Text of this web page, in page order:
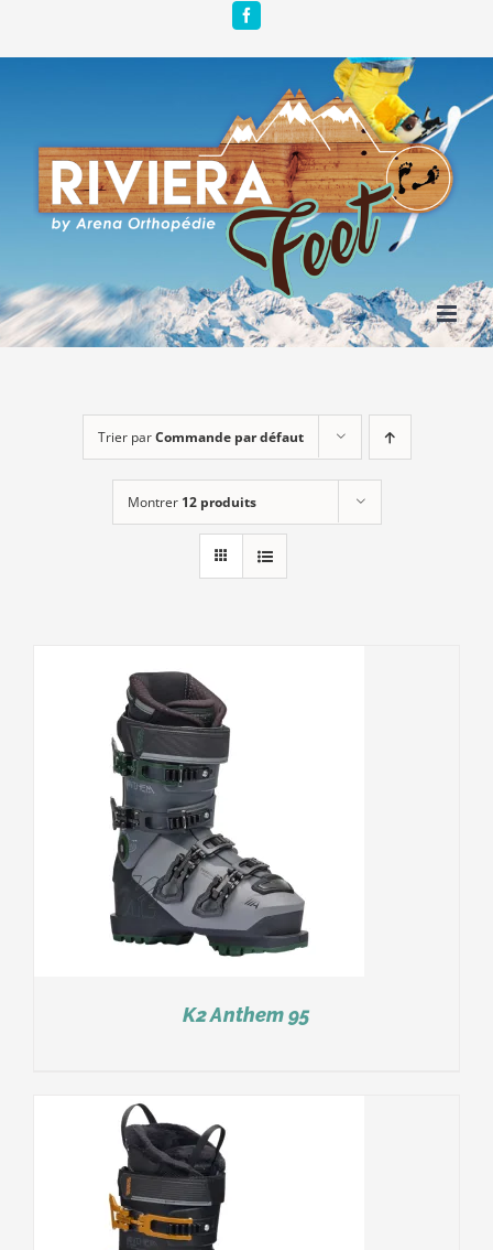
Facebook
Trier parCommande par défaut
Montrer 12 produits
K2 Anthem 95